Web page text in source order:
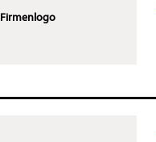
Firmenlogo